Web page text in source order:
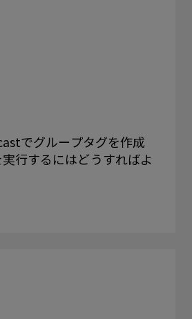
でグループタグを作成
行するにはどうすればよ